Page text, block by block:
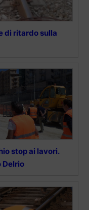
di ritardo sulla
stop ai lavori.
Delrio